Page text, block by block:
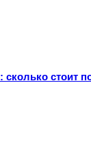
сколько стоит